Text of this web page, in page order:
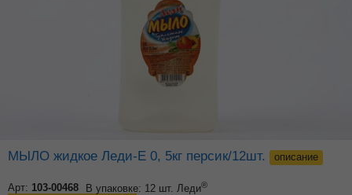
МЫЛО жидкое Леди-Е 0, 5кг персик/12шт. описание
Арт: 103-00468 В упаковке: 12 шт. Леди®